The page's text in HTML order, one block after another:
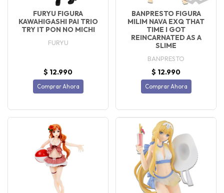
FURYU FIGURA
KAWAHIGASHI PAI TRIO
TRY IT PON NO MICHI
FURYU
$ 12.990
Comprar Ahora
BANPRESTO FIGURA
MILIM NAVA EXQ THAT
TIME I GOT
REINCARNATED AS A
SLIME
BANPRESTO
$ 12.990
Comprar Ahora